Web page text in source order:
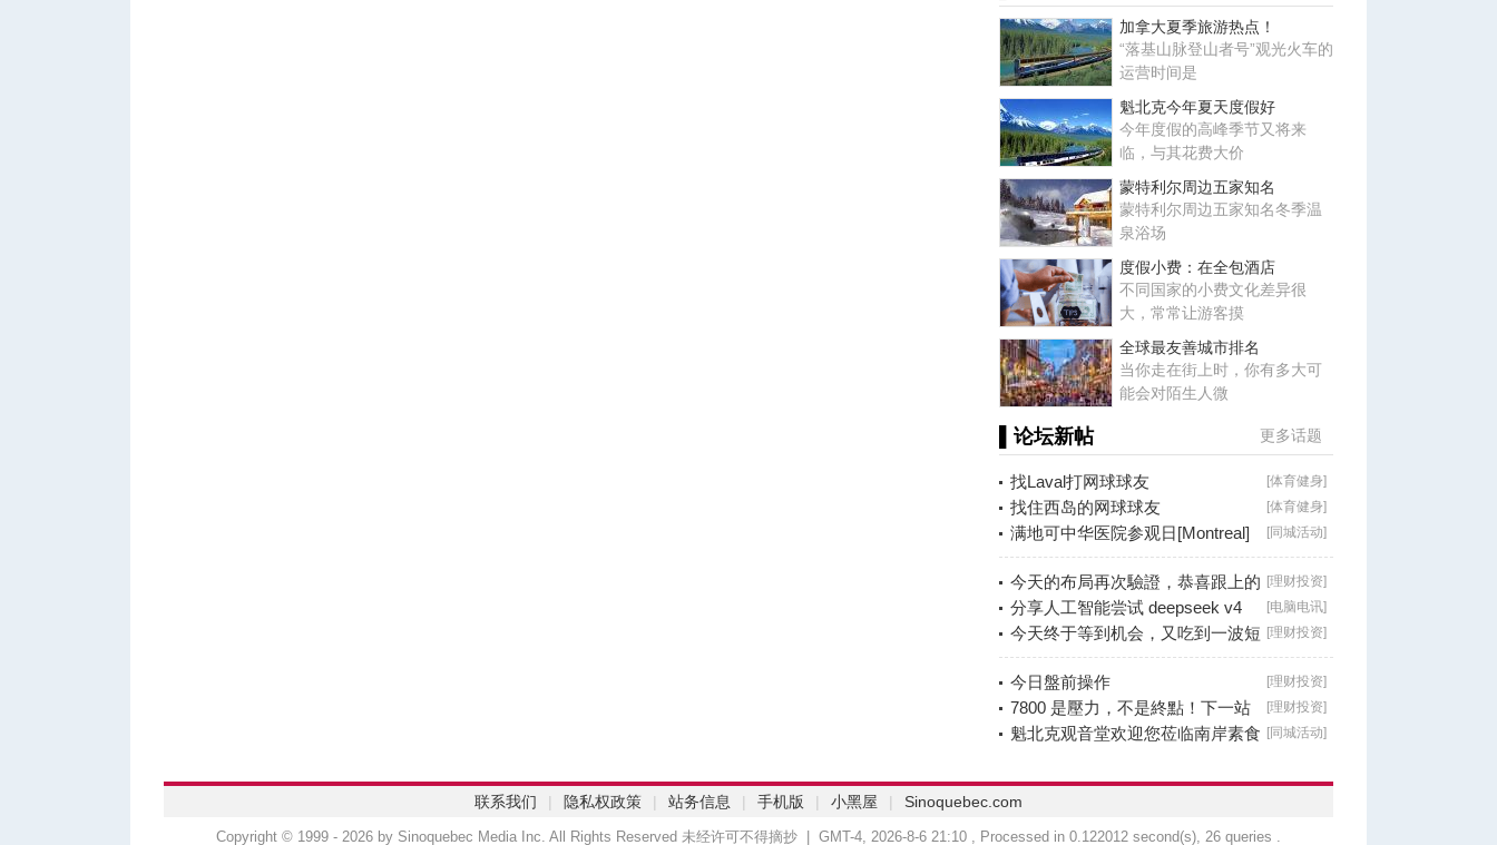
加拿大夏季旅游热点！
“落基山脉登山者号”观光火车的
运营时间是
魁北克今年夏天度假好
今年度假的高峰季节又将来
临，与其花费大价
蒙特利尔周边五家知名
蒙特利尔周边五家知名冬季温
泉浴场
度假小费：在全包酒店
不同国家的小费文化差异很
大，常常让游客摸
全球最友善城市排名
当你走在街上时，你有多大可
能会对陌生人微
▌论坛新帖 更多话题
[体育健身]
找Laval打网球球友
[体育健身]
找住西岛的网球球友
[同城活动]
满地可中华医院参观日[Montreal]
[理财投资]
今天的布局再次驗證，恭喜跟上的
朋友！
[电脑电讯]
分享人工智能尝试 deepseek v4
falsh, 据说
[理财投资]
今天终于等到机会，又吃到一波短
线利润！
[理财投资]
今日盤前操作
[理财投资]
7800 是壓力，不是終點！下一站
看 8000？
[同城活动]
魁北克观音堂欢迎您莅临南岸素食
联系我们 | 隐私权政策 | 站务信息 | 手机版 | 小黑屋 | Sinoquebec.com
Copyright © 1999 - 2026 by Sinoquebec Media Inc. All Rights Reserved 未经许可不得摘抄 | GMT-4, 2026-8-6 21:10 , Processed in 0.122012 second(s), 26 queries .